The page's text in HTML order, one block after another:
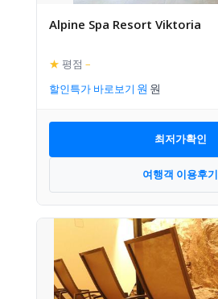
Alpine Spa Resort Viktoria
★ 평점 –
할인특가 바로보기
최저가확인
여행객 이용후기